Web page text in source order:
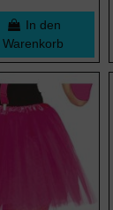
In den
Warenkorb